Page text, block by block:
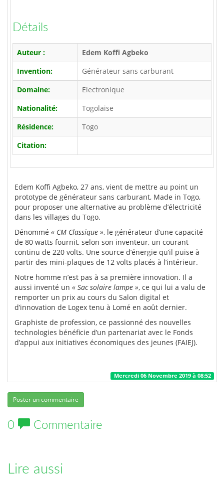
Détails
Auteur :
Edem Koffi Agbeko
Invention:
Générateur sans carburant
Domaine:
Electronique
Nationalité:
Togolaise
Résidence:
Togo
Citation:
Edem Koffi Agbeko, 27 ans, vient de mettre au point un
prototype de générateur sans carburant, Made in Togo,
pour proposer une alternative au problème d’électricité
dans les villages du Togo.
Dénommé « CM Classique », le générateur d’une capacité
de 80 watts fournit, selon son inventeur, un courant
continu de 220 volts. Une source d’énergie qu’il puise à
partir des mini-plaques de 12 volts placés à l’intérieur.
Notre homme n’est pas à sa première innovation. Il a
aussi inventé un « Sac solaire lampe », ce qui lui a valu de
remporter un prix au cours du Salon digital et
d’innovation de Logex tenu à Lomé en août dernier.
Graphiste de profession, ce passionné des nouvelles
technologies bénéficie d’un partenariat avec le Fonds
d’appui aux initiatives économiques des jeunes (FAIEJ).
Mercredi 06 Novembre 2019 à 08:52
Poster un commentaire
0 Commentaire
Lire aussi